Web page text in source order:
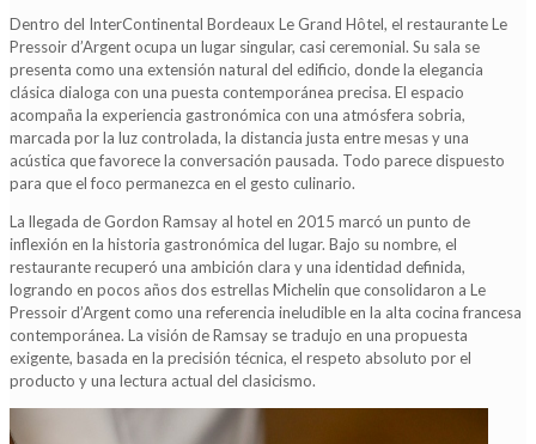
Dentro del InterContinental Bordeaux Le Grand Hôtel, el restaurante Le
Pressoir d’Argent ocupa un lugar singular, casi ceremonial. Su sala se
presenta como una extensión natural del edificio, donde la elegancia
clásica dialoga con una puesta contemporánea precisa. El espacio
acompaña la experiencia gastronómica con una atmósfera sobria,
marcada por la luz controlada, la distancia justa entre mesas y una
acústica que favorece la conversación pausada. Todo parece dispuesto
para que el foco permanezca en el gesto culinario.
La llegada de Gordon Ramsay al hotel en 2015 marcó un punto de
inflexión en la historia gastronómica del lugar. Bajo su nombre, el
restaurante recuperó una ambición clara y una identidad definida,
logrando en pocos años dos estrellas Michelin que consolidaron a Le
Pressoir d’Argent como una referencia ineludible en la alta cocina francesa
contemporánea. La visión de Ramsay se tradujo en una propuesta
exigente, basada en la precisión técnica, el respeto absoluto por el
producto y una lectura actual del clasicismo.